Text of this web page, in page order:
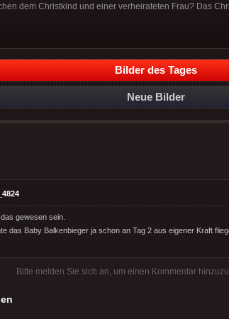
dem Christkind und einer verheirateten Frau? Das
Bilder des Tages
Neue Bilder
gewesen sein.
das Baby Balkenbieger ja schon an Tag 2 aus eigener Kraft
Bitte melden Sie sich an, um einen Kommentar